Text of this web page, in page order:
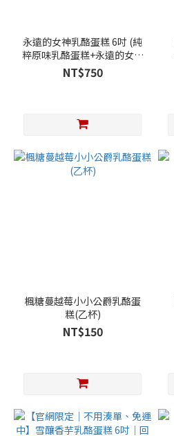
永遠的女神乳酪蛋糕 6吋 (純
粹原味乳酪蛋糕+永遠的女神
賀圖)
NT$750
楓糖蔓越莓小小公爵乳酪蛋
糕(乙杯)
NT$150